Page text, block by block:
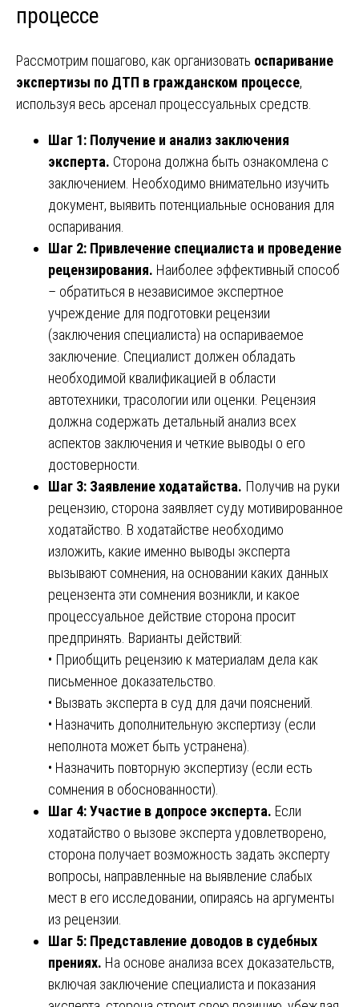
процессе
Рассмотрим пошагово, как организовать оспаривание
экспертизы по ДТП в гражданском процессе,
используя весь арсенал процессуальных средств.
Шаг 1: Получение и анализ заключения
эксперта. Сторона должна быть ознакомлена с
заключением. Необходимо внимательно изучить
документ, выявить потенциальные основания для
оспаривания.
Шаг 2: Привлечение специалиста и проведение
рецензирования. Наиболее эффективный способ
– обратиться в независимое экспертное
учреждение для подготовки рецензии
(заключения специалиста) на оспариваемое
заключение. Специалист должен обладать
необходимой квалификацией в области
автотехники, трасологии или оценки. Рецензия
должна содержать детальный анализ всех
аспектов заключения и четкие выводы о его
достоверности.
Шаг 3: Заявление ходатайства. Получив на руки
рецензию, сторона заявляет суду мотивированное
ходатайство. В ходатайстве необходимо
изложить, какие именно выводы эксперта
вызывают сомнения, на основании каких данных
рецензента эти сомнения возникли, и какое
процессуальное действие сторона просит
предпринять. Варианты действий:
• Приобщить рецензию к материалам дела как
письменное доказательство.
• Вызвать эксперта в суд для дачи пояснений.
• Назначить дополнительную экспертизу (если
неполнота может быть устранена).
• Назначить повторную экспертизу (если есть
сомнения в обоснованности).
Шаг 4: Участие в допросе эксперта. Если
ходатайство о вызове эксперта удовлетворено,
сторона получает возможность задать эксперту
вопросы, направленные на выявление слабых
мест в его исследовании, опираясь на аргументы
из рецензии.
Шаг 5: Представление доводов в судебных
прениях. На основе анализа всех доказательств,
включая заключение специалиста и показания